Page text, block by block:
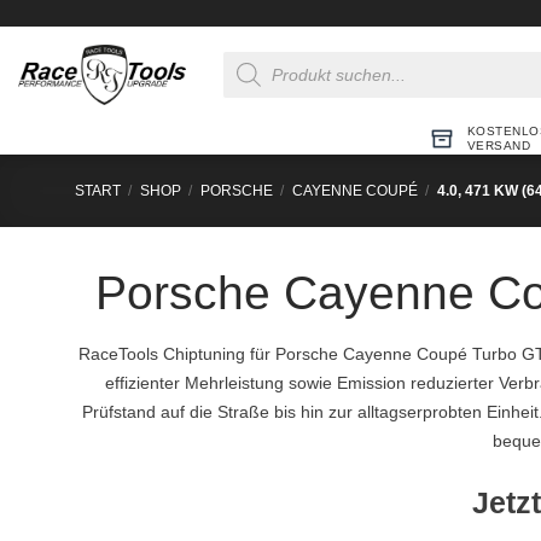
springen
search
VERSAND
START / SHOP / PORSCHE / CAYENNE COUPÉ / 4.0, 471 KW
Porsche Cayenne
RaceTools Chiptuning für Porsche Cayenne Coupé Turbo
effizienter Mehrleistung sowie Emission reduzierter
Prüfstand auf die Straße bis hin zur alltagserprobten